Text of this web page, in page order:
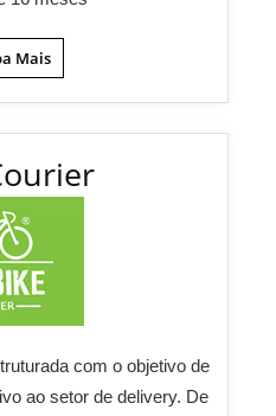
Mais
com o objetivo de
ao setor de delivery. De